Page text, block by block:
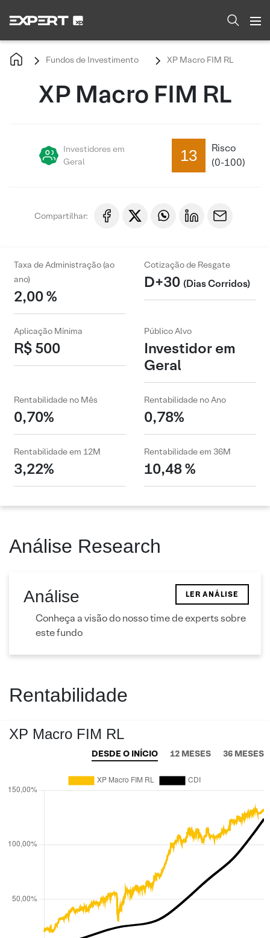
Fundos de Investimento XP Macro FIM RL
XP Macro FIM RL
Investidores em
Geral
13
Risco
(0-100)
Compartilhar:
Taxa de Administração (ao
ano)
2,00 %
Cotização de Resgate
D+30 (Dias Corridos)
Aplicação Mínima
R$ 500
Público Alvo
Investidor em
Geral
Rentabilidade no Mês
0,70%
Rentabilidade no Ano
0,78%
Rentabilidade em 12M
3,22%
Rentabilidade em 36M
10,48 %
Análise Research
Análise
Conheça a visão do nosso time de experts sobre
este fundo
LER ANÁLISE
Rentabilidade
XP Macro FIM RL
DESDE O INÍCIO 12 MESES 36 MESES